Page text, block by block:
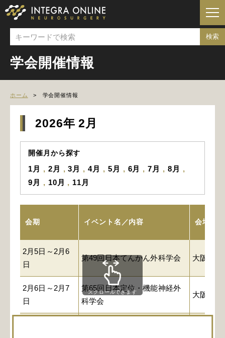
学会開催情報
ホーム 学会開催情報
2026年 2月
開催月から探す
1月 2月 3月 4月 5月 6月 7月
8月
9月
10月 11月
会期 イベント名／内容 会場
2月5日～2月6
日
第49回日本てんかん外科学会 大阪国際
2月6日～2月7
日
第65回日本定位・機能神経外
科学会
大阪国際
スクロールできます